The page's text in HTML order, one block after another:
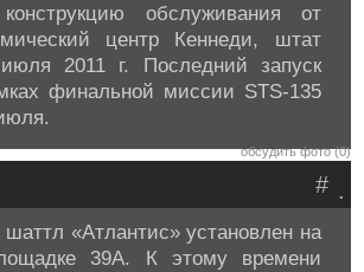
обслуживания от
центр Кеннеди, штат
2011 г. Последний запуск
финальной миссии STS-135
обсудить фото (0)
.
#
«Атлантис» установлен на
39A. К этому времени